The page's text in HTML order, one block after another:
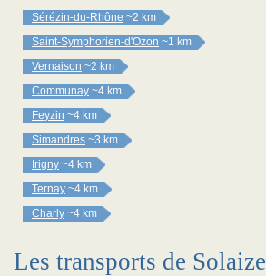
Sérézin-du-Rhône ~2 km
Saint-Symphorien-d'Ozon ~1 km
Vernaison ~2 km
Communay ~4 km
Feyzin ~4 km
Simandres ~3 km
Irigny ~4 km
Ternay ~4 km
Charly ~4 km
Les transports de Solaize